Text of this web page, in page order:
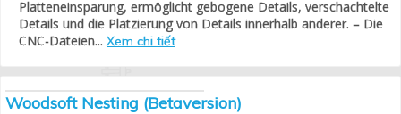
Platteneinsparung, ermöglicht gebogene Details, verschachtelte
Details und die Platzierung von Details innerhalb anderer. – Die
CNC-Dateien... Xem chi tiết
Woodsoft Nesting (Betaversion)